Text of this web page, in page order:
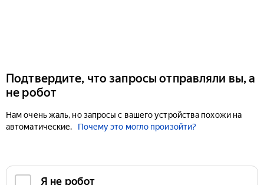
Подтвердите, что запросы отправляли вы, а
не робот
Нам очень жаль, но запросы с вашего устройства похожи на
автоматические.
Почему это могло произойти?